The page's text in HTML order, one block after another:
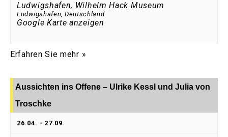
Ludwigshafen, Wilhelm Hack Museum
Ludwigshafen, Deutschland
Google Karte anzeigen
Erfahren Sie mehr »
Aussichten ins Offene – Ulrike Kessl und Julia von
Troschke
26.04. - 27.09.